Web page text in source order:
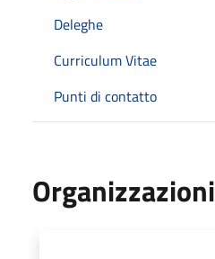
Deleghe
Curriculum Vitae
Punti di contatto
Organizzazioni